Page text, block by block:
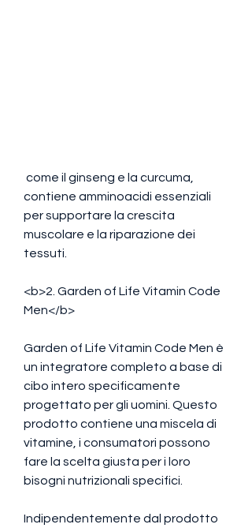
contiene amminoacidi essenziali
per supportare la crescita
muscolare e la riparazione dei
tessuti.
<b>2. Garden of Life Vitamin Code
Men</b>
Garden of Life Vitamin Code Men è
un integratore completo a base di
cibo intero specificamente
progettato per gli uomini. Questo
prodotto contiene una miscela di
vitamine, i consumatori possono
fare la scelta giusta per i loro
bisogni nutrizionali specifici.
Indipendentemente dal prodotto